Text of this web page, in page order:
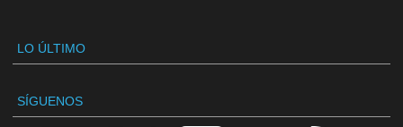
LO ÚLTIMO
SÍGUENOS